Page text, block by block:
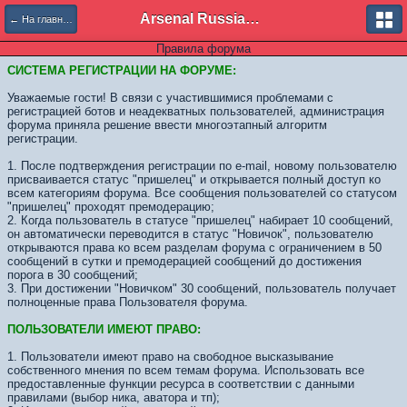
← На главную Arsenal Russian Speaking Supporters Club
Правила форума
СИСТЕМА РЕГИСТРАЦИИ НА ФОРУМЕ:
Уважаемые гости! В связи с участившимися проблемами с
регистрацией ботов и неадекватных пользователей, администрация
форума приняла решение ввести многоэтапный алгоритм
регистрации.
1. После подтверждения регистрации по e-mail, новому пользователю
присваивается статус "пришелец" и открывается полный доступ ко
всем категориям форума. Все сообщения пользователей со статусом
"пришелец" проходят премодерацию;
2. Когда пользователь в статусе "пришелец" набирает 10 сообщений,
он автоматически переводится в статус "Новичок", пользователю
открываются права ко всем разделам форума с ограничением в 50
сообщений в сутки и премодерацией сообщений до достижения
порога в 30 сообщений;
3. При достижении "Новичком" 30 сообщений, пользователь получает
полноценные права Пользователя форума.
ПОЛЬЗОВАТЕЛИ ИМЕЮТ ПРАВО:
1. Пользователи имеют право на свободное высказывание
собственного мнения по всем темам форума. Использовать все
предоставленные функции ресурса в соответствии с данными
правилами (выбор ника, аватора и тп);